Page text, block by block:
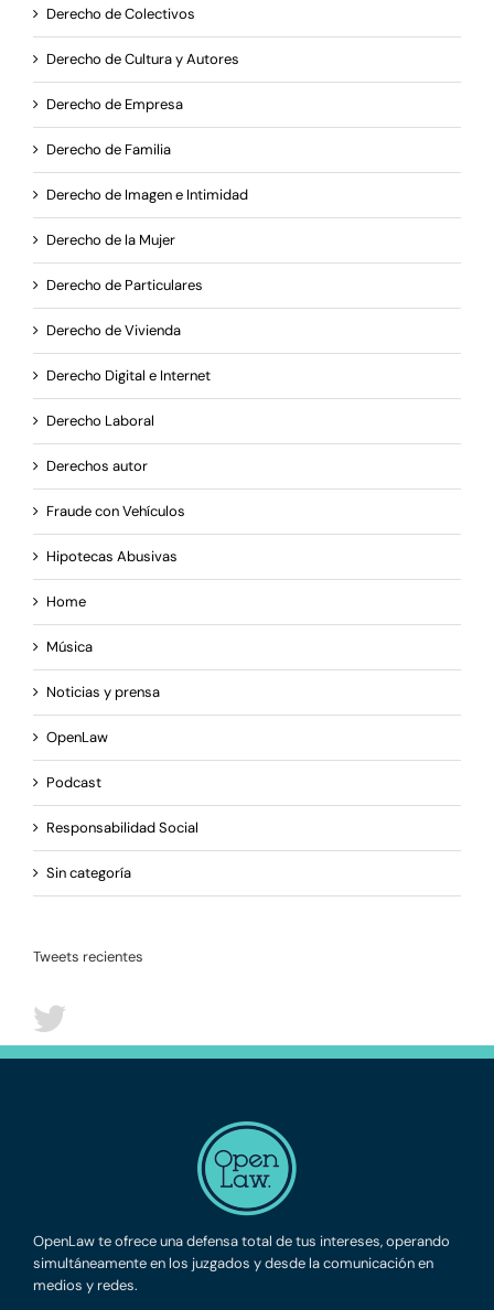
Derecho de Colectivos
Derecho de Cultura y Autores
Derecho de Empresa
Derecho de Familia
Derecho de Imagen e Intimidad
Derecho de la Mujer
Derecho de Particulares
Derecho de Vivienda
Derecho Digital e Internet
Derecho Laboral
Derechos autor
Fraude con Vehículos
Hipotecas Abusivas
Home
Música
Noticias y prensa
OpenLaw
Podcast
Responsabilidad Social
Sin categoría
Tweets recientes
OpenLaw te ofrece una defensa total de tus intereses, operando
simultáneamente en los juzgados y desde la comunicación en
medios y redes.